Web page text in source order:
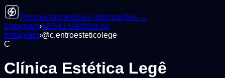
ProspectagramMais informações →
Instagram›53.541 Médicos no
Instagram›@c.entroesteticolege
C
Clínica Estética Legê